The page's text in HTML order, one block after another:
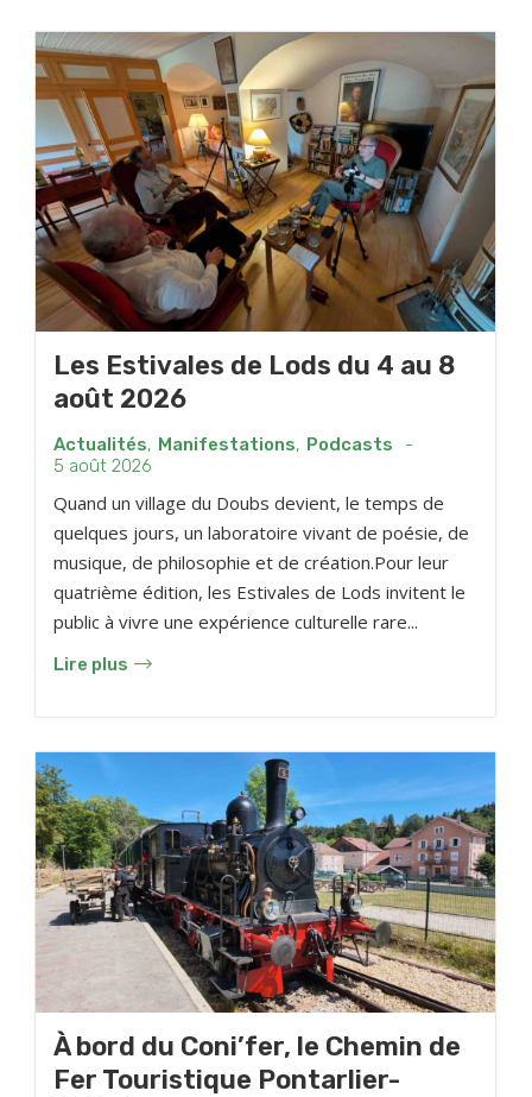
Les Estivales de Lods du 4 au 8
août 2026
Actualités, Manifestations, Podcasts
-
5 août 2026
Quand un village du Doubs devient, le temps de
quelques jours, un laboratoire vivant de poésie, de
musique, de philosophie et de création.Pour leur
quatrième édition, les Estivales de Lods invitent le
public à vivre une expérience culturelle rare...
Lire plus
À bord du Coni’fer, le Chemin de
Fer Touristique Pontarlier-